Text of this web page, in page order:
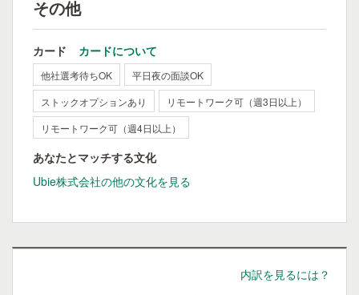
その他
カード カードについて
他社選考待ちOK
平日夜の面談OK
ストックオプションあり
リモートワーク可（週3日以上）
リモートワーク可（週4日以上）
あなたとマッチする文化
Ubie株式会社の他の文化を見る
内訳を見るには？